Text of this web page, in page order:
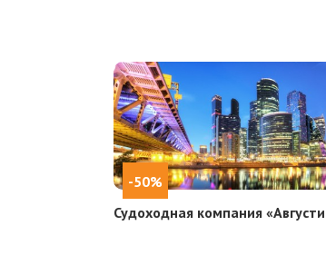
-50%
Судоходная компания